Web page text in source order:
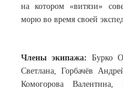
на котором «витязи»
морю во время своей
Члены экипажа: Бурко
Светлана, Горбачёв
Комогорова